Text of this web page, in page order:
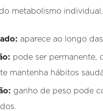
metabolismo individual.
aparece ao longo das
pode ser permanente,
mantenha hábitos
ganho de peso pode